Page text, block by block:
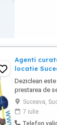
Agenti
locatie
Deziclean
prestarea de
curatenie.
servicii de
orasele mari
Suceava,
7 iulie
Telefon